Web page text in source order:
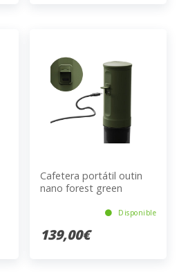
Cafetera portátil outin
nano forest green
Disponible
139,00€